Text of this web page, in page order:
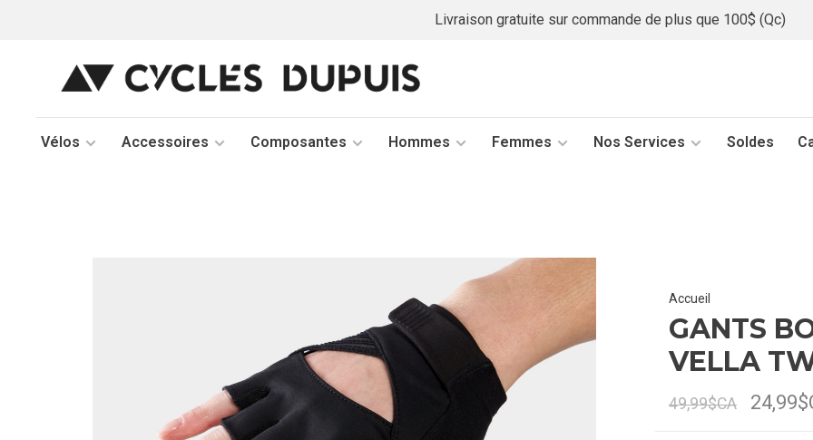
Livraison gratuite sur commande de plus que 100$ (Qc)
Vélos Accessoires Composantes Hommes Femmes Nos Services Soldes
Accueil
GANTS
VELLA
49,99$CA